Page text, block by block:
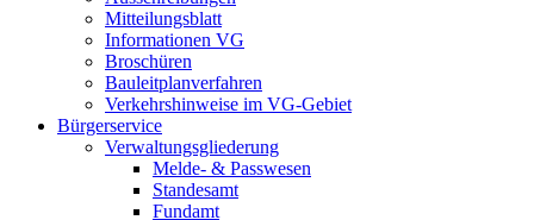
Mitteilungsblatt
Informationen VG
Broschüren
Bauleitplanverfahren
Verkehrshinweise im VG-Gebiet
Bürgerservice
Verwaltungsgliederung
Melde- & Passwesen
Standesamt
Fundamt